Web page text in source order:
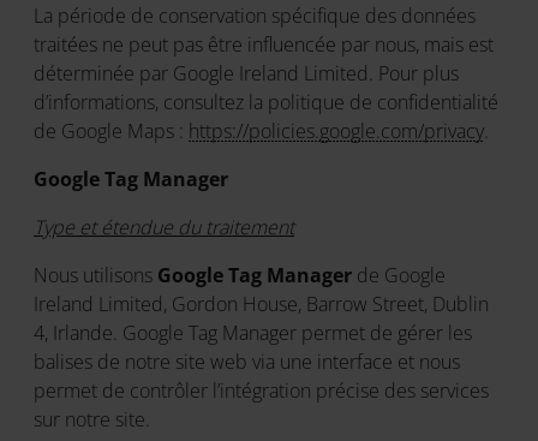
La période de conservation spécifique des données
traitées ne peut pas être influencée par nous, mais est
déterminée par Google Ireland Limited. Pour plus
d’informations, consultez la politique de confidentialité
de Google Maps : https://policies.google.com/privacy.
Google Tag Manager
Type et étendue du traitement
Nous utilisons Google Tag Manager de Google
Ireland Limited, Gordon House, Barrow Street, Dublin
4, Irlande. Google Tag Manager permet de gérer les
balises de notre site web via une interface et nous
permet de contrôler l’intégration précise des services
sur notre site.